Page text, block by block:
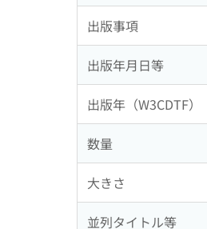
出版事項
出版年月日等
出版年（W3CDTF）
数量
大きさ
並列タイトル等